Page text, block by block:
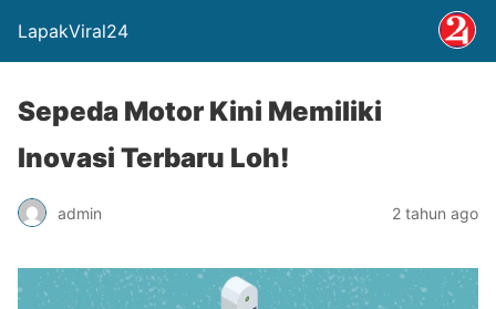
LapakViral24
Sepeda Motor Kini Memiliki
Inovasi Terbaru Loh!
admin 2 tahun ago